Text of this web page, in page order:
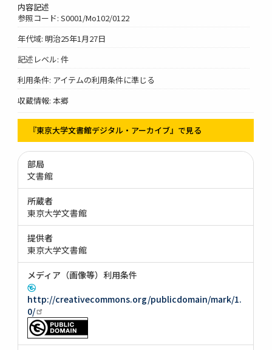
内容記述
参照コード: S0001/Mo102/0122
年代域: 明治25年1月27日
記述レベル: 件
利用条件: アイテムの利用条件に準じる
収蔵情報: 本郷
『東京大学文書館デジタル・アーカイブ』で見る
部局
文書館
所蔵者
東京大学文書館
提供者
東京大学文書館
メディア（画像等）利用条件
http://creativecommons.org/publicdomain/mark/1.
0/